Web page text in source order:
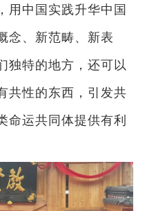
用中国实践升华中国
念、新范畴、新表
独特的地方，还可以
共性的东西，引发共
命运共同体提供有利